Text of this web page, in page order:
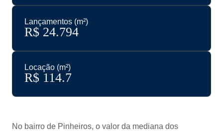
Lançamentos (m²)
R$ 24.794
Locação (m²)
R$ 114.7
No bairro de Pinheiros, o valor da mediana dos